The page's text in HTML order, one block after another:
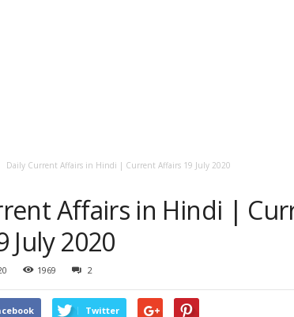
Daily Current Affairs in Hindi | Current Affairs 19 July 2020
Affairs in Hindi |
July 2020
1969 2
Twitter